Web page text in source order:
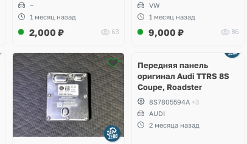
~
1 месяц назад
2,000 ₽ 63
VW
1 месяц назад
9,000 ₽ 86
2 фото
Передняя панель
оригинал Audi TTRS 8S
Coupe, Roadster
8S7805594A +3
AUDI
2 месяца назад